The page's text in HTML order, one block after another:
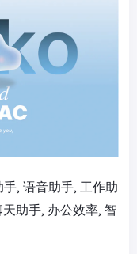
, 语音助手, 工作助
助手, 办公效率, 智